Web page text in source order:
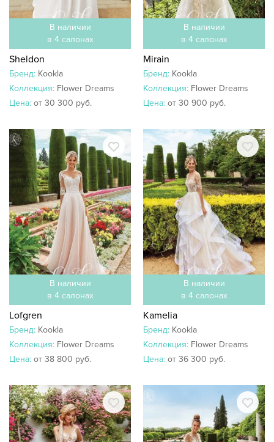
В наличии
в 4 салонах
Sheldon
Бренд: Kookla
Коллекция: Flower Dreams
Цена: от 30 300 руб.
В наличии
в 4 салонах
Mirain
Бренд: Kookla
Коллекция: Flower Dreams
Цена: от 30 900 руб.
В наличии
в 4 салонах
Lofgren
Бренд: Kookla
Коллекция: Flower Dreams
Цена: от 38 800 руб.
В наличии
в 4 салонах
Kamelia
Бренд: Kookla
Коллекция: Flower Dreams
Цена: от 36 300 руб.